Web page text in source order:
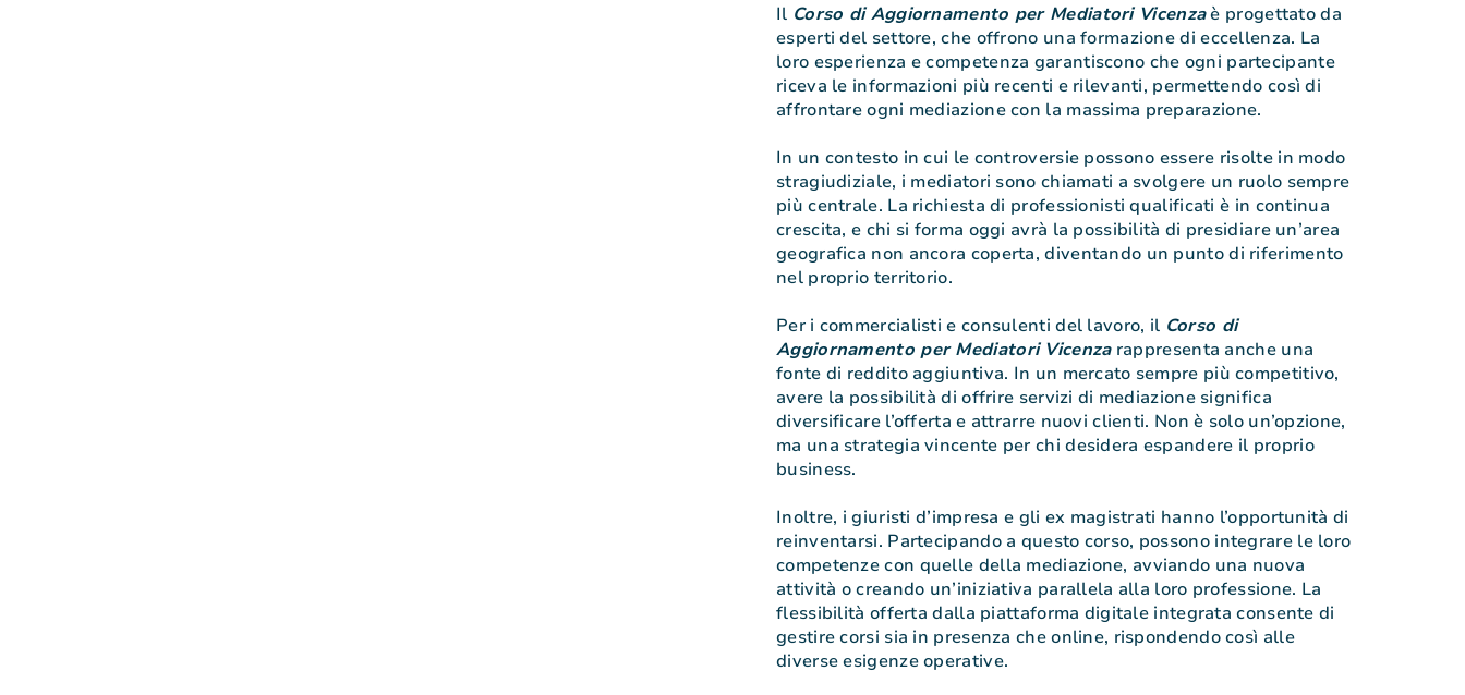
Il Corso di Aggiornamento per Mediatori Vicenzaè progettato da
esperti del settore, che offrono una formazione di eccellenza. La
loro esperienza e competenza garantiscono che ogni partecipante
riceva le informazioni più recenti e rilevanti, permettendo così di
affrontare ogni mediazione con la massima preparazione.
In un contesto in cui le controversie possono essere risolte in modo
stragiudiziale, i mediatori sono chiamati a svolgere un ruolo sempre
più centrale. La richiesta di professionisti qualificati è in continua
crescita, e chi si forma oggi avrà la possibilità di presidiare un’area
geografica non ancora coperta, diventando un punto di riferimento
nel proprio territorio.
Per i commercialisti e consulenti del lavoro, il Corso di
Aggiornamento per Mediatori Vicenzarappresenta anche una
fonte di reddito aggiuntiva. In un mercato sempre più competitivo,
avere la possibilità di offrire servizi di mediazione significa
diversificare l’offerta e attrarre nuovi clienti. Non è solo un’opzione,
ma una strategia vincente per chi desidera espandere il proprio
business.
Inoltre, i giuristi d’impresa e gli ex magistrati hanno l’opportunità di
reinventarsi. Partecipando a questo corso, possono integrare le loro
competenze con quelle della mediazione, avviando una nuova
attività o creando un’iniziativa parallela alla loro professione. La
flessibilità offerta dalla piattaforma digitale integrata consente di
gestire corsi sia in presenza che online, rispondendo così alle
diverse esigenze operative.